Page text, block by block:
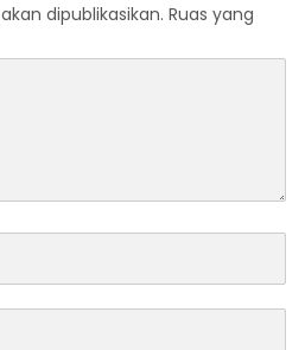
dipublikasikan. Ruas yang